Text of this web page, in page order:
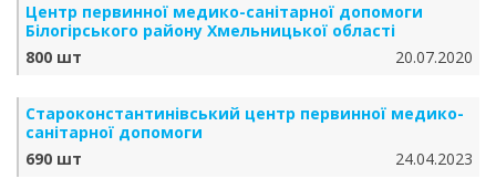
Центр первинної медико-санітарної допомоги
Білогірського району Хмельницької області
800 шт
20.07.2020
Староконстантинівський центр первинної медико-
санітарної допомоги
690 шт
24.04.2023